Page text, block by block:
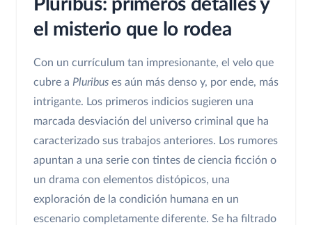
Pluribus: primeros detalles y
el misterio que lo rodea
Con un currículum tan impresionante, el velo que
cubre a Pluribus es aún más denso y, por ende, más
intrigante. Los primeros indicios sugieren una
marcada desviación del universo criminal que ha
caracterizado sus trabajos anteriores. Los rumores
apuntan a una serie con tintes de ciencia ficción o
un drama con elementos distópicos, una
exploración de la condición humana en un
escenario completamente diferente. Se ha filtrado